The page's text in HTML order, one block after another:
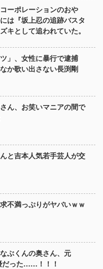
ーポレーションのおや
は『坂上忍の追跡バスタ
キとして追われていた。
」、女性に暴行で逮捕
か歌い出さない長渕剛
ん、お笑いマニアの間で
と吉本人気若手芸人が交
不満っぷりがヤバいｗｗ
ぶくんの奥さん、元
だった……！！！